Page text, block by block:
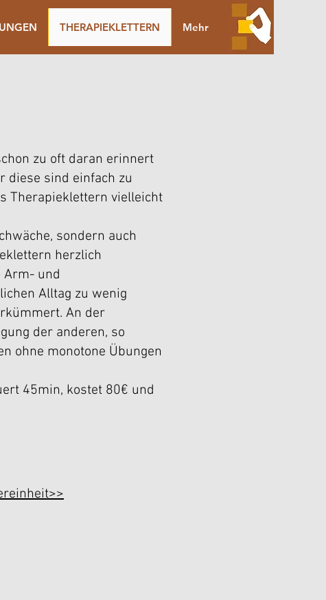
THERAPIEKLETTERN Mehr
zu oft daran erinnert
diese sind einfach zu
Therapieklettern vielleicht
sondern auch
herzlich
und
Alltag zu wenig
An der
der anderen, so
ohne monotone Übungen
45min, kostet 80€ und
>>